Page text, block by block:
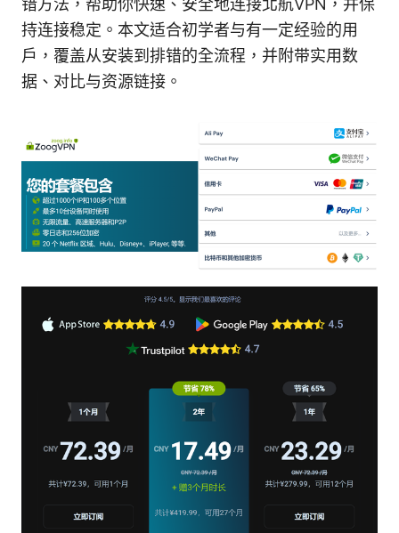
错方法，帮助你快速、安全地连接北航VPN，并保
持连接稳定。本文适合初学者与有一定经验的用
户，覆盖从安装到排错的全流程，并附带实用数
据、对比与资源链接。